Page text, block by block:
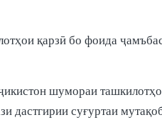
қарзӣ бо фоида
шумораи
дастгирии суғуртаи